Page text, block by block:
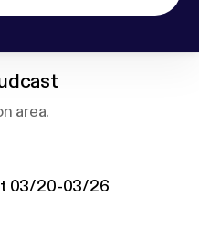
area.
03/20-03/26